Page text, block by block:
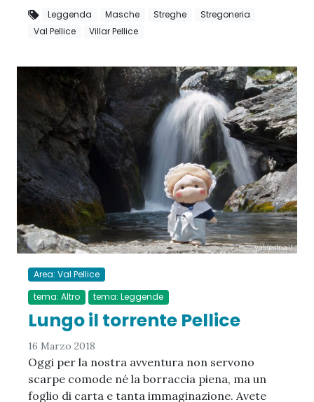
Leggenda Masche Streghe
Stregoneria
Val Pellice
Villar Pellice
Area: Val Pellice
tema: Altro
tema: Leggende
Lungo il torrente Pellice
16 Marzo 2018
Oggi per la nostra avventura non servono
scarpe comode né la borraccia piena, ma un
foglio di carta e tanta immaginazione. Avete